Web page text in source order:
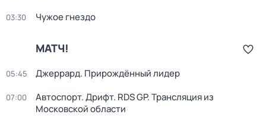
03:30 Чужое гнездо
МАТЧ!
05:45 Джеррард. Прирождённый лидер
07:00
Автоспорт. Дрифт. RDS GP. Трансляция из
Московской области